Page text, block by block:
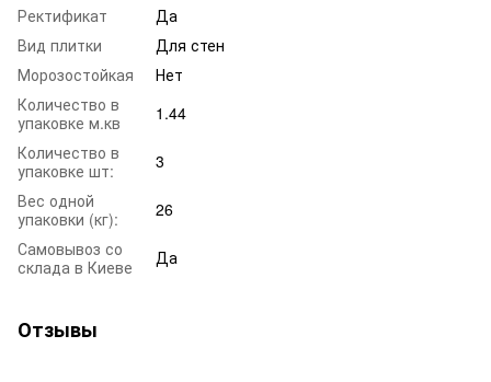
Ректификат
Да
Вид плитки
Для стен
Морозостойкая
Нет
Количество в
упаковке м.кв
1.44
Количество в
упаковке шт:
3
Вес одной
упаковки (кг):
26
Самовывоз со
склада в Киеве
Да
Отзывы